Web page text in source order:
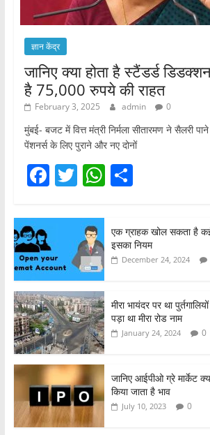
ज्ञान केंद्र
जानिए क्या होता है स्टैंडर्ड
है 75,000 रुपये की राहत
February 3, 2025 admin 0
मुंबई- बजट में वित्त मंत्री निर्मला सीतारमण ने सैलरी
पेंशनर्स के लिए पुराने और नए दोनों
F
c
e
b
o
o
k
T
itt
er
W
s
A
p
S
e
एक ग्राहक खोल सकता है
इसका नियम
December 24, 2024
मीरा भायंदर पर था
पड़ा था मीरा रोड नाम
January 24, 2024 0
जानिए आईपीओ ग्रे मार्केट
किया जाता है भाव
July 10, 2023 0